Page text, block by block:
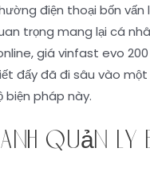
điện thoại bốn
trọng mang lại cá
giá vinfast evo
đấy đã đi sâu vào
biện pháp này.
quản